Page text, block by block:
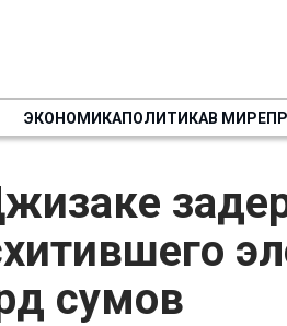
ЭКОНОМИКАПОЛИТИКАВ МИРЕ
сумов